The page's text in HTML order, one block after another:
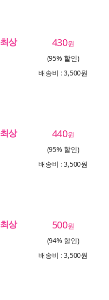
최상 430원
(95% 할인)
배송비 : 3,500원
최상 440원
(95% 할인)
배송비 : 3,500원
최상 500원
(94% 할인)
배송비 : 3,500원